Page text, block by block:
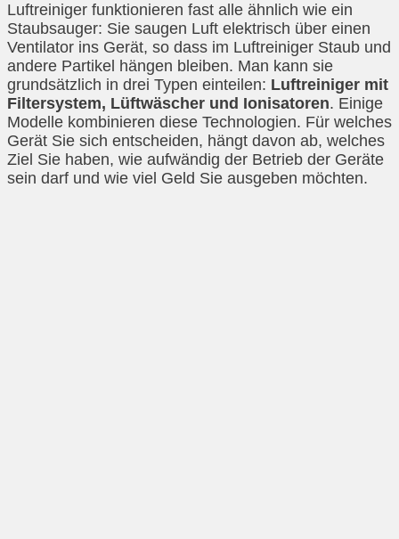
Luftreiniger funktionieren fast alle ähnlich wie ein
Staubsauger: Sie saugen Luft elektrisch über einen
Ventilator ins Gerät, so dass im Luftreiniger Staub und
andere Partikel hängen bleiben. Man kann sie
grundsätzlich in drei Typen einteilen: Luftreiniger mit
Filtersystem, Lüftwäscher und Ionisatoren. Einige
Modelle kombinieren diese Technologien. Für welches
Gerät Sie sich entscheiden, hängt davon ab, welches
Ziel Sie haben, wie aufwändig der Betrieb der Geräte
sein darf und wie viel Geld Sie ausgeben möchten.